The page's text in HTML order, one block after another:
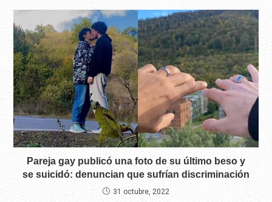
Pareja gay publicó una foto de su último beso y
se suicidó: denuncian que sufrían discriminación
31 octubre, 2022